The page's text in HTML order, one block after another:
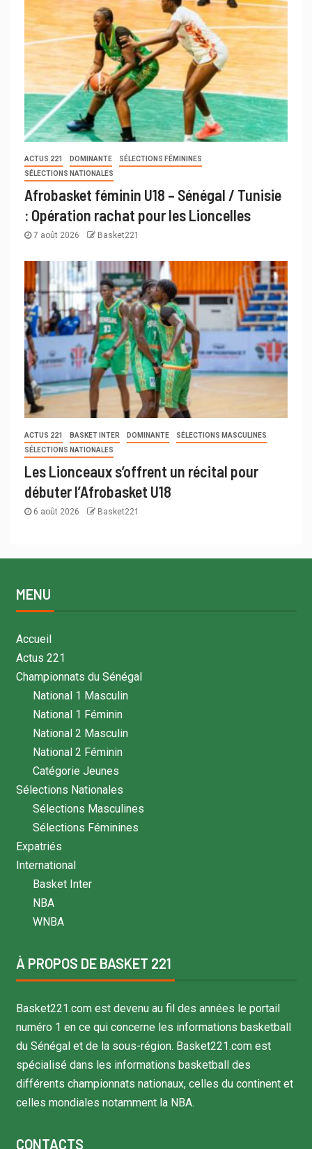
ACTUS 221 DOMINANTE
SÉLECTIONS FÉMININES
SÉLECTIONS NATIONALES
Afrobasket féminin U18 – Sénégal / Tunisie
: Opération rachat pour les Lioncelles
7 août 2026 Basket221
ACTUS 221 BASKET INTER DOMINANTE
SÉLECTIONS MASCULINES
SÉLECTIONS NATIONALES
Les Lionceaux s’offrent un récital pour
débuter l’Afrobasket U18
6 août 2026 Basket221
MENU
Accueil
Actus 221
Championnats du Sénégal
National 1 Masculin
National 1 Féminin
National 2 Masculin
National 2 Féminin
Catégorie Jeunes
Sélections Nationales
Sélections Masculines
Sélections Féminines
Expatriés
International
Basket Inter
NBA
WNBA
À PROPOS DE BASKET 221
Basket221.com est devenu au fil des années le portail
numéro 1 en ce qui concerne les informations basketball
du Sénégal et de la sous-région. Basket221.com est
spécialisé dans les informations basketball des
différents championnats nationaux, celles du continent et
celles mondiales notamment la NBA.
CONTACTS